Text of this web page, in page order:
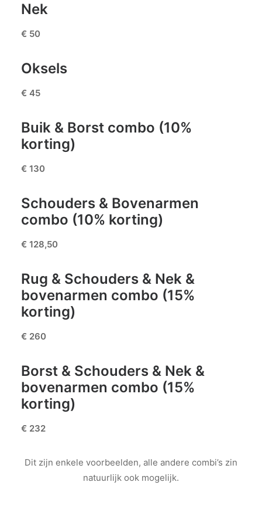
Nek
€ 50
Oksels
€ 45
Buik & Borst combo (10%
korting)
€ 130
Schouders & Bovenarmen
combo (10% korting)
€ 128,50
Rug & Schouders & Nek &
bovenarmen combo (15%
korting)
€ 260
Borst & Schouders & Nek &
bovenarmen combo (15%
korting)
€ 232
Dit zijn enkele voorbeelden, alle andere combi’s zin
natuurlijk ook mogelijk.